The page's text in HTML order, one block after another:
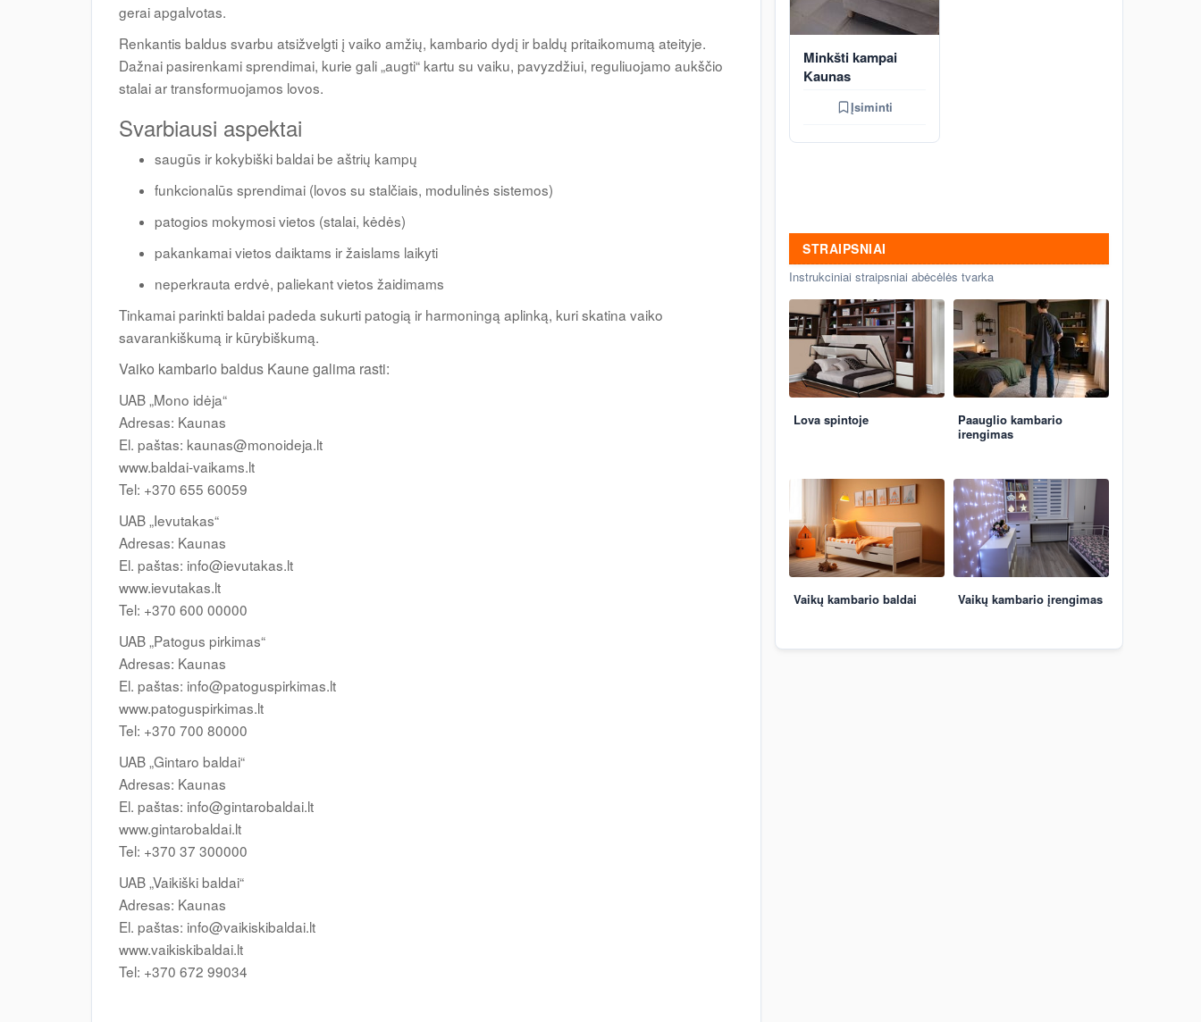
gerai apgalvotas.
Renkantis baldus svarbu atsižvelgti į vaiko amžių, kambario dydį ir baldų pritaikomumą ateityje.
Dažnai pasirenkami sprendimai, kurie gali „augti“ kartu su vaiku, pavyzdžiui, reguliuojamo aukščio
stalai ar transformuojamos lovos.
Svarbiausi aspektai
saugūs ir kokybiški baldai be aštrių kampų
funkcionalūs sprendimai (lovos su stalčiais, modulinės sistemos)
patogios mokymosi vietos (stalai, kėdės)
pakankamai vietos daiktams ir žaislams laikyti
neperkrauta erdvė, paliekant vietos žaidimams
Tinkamai parinkti baldai padeda sukurti patogią ir harmoningą aplinką, kuri skatina vaiko
savarankiškumą ir kūrybiškumą.
Vaiko kambario baldus Kaune galima rasti:
UAB „Mono idėja“
Adresas: Kaunas
El. paštas: kaunas@monoideja.lt
www.baldai-vaikams.lt
Tel: +370 655 60059
UAB „Ievutakas“
Adresas: Kaunas
El. paštas: info@ievutakas.lt
www.ievutakas.lt
Tel: +370 600 00000
UAB „Patogus pirkimas“
Adresas: Kaunas
El. paštas: info@patoguspirkimas.lt
www.patoguspirkimas.lt
Tel: +370 700 80000
UAB „Gintaro baldai“
Adresas: Kaunas
El. paštas: info@gintarobaldai.lt
www.gintarobaldai.lt
Tel: +370 37 300000
UAB „Vaikiški baldai“
Adresas: Kaunas
El. paštas: info@vaikiskibaldai.lt
www.vaikiskibaldai.lt
Tel: +370 672 99034
Minkšti kampai
Kaunas
Įsiminti
STRAIPSNIAI
Instrukciniai straipsniai abėcėlės tvarka
Lova spintoje
Paauglio kambario
irengimas
Vaikų kambario baldai Vaikų kambario įrengimas